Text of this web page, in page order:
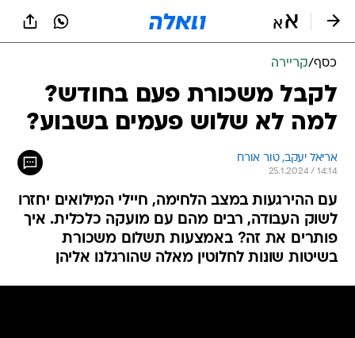
כסף/קריירה
לקבל משכורת פעם בחודש?
למה לא שלוש פעמים בשבוע?
אריאל יעקב, טור אורח
25.1.2024 / 14:14
עם ההירגעות במצב הלחימה, חיילי המילואים יחזרו
לשוק העבודה, רבים מהם עם מועקה כלכלית. איך
פותרים את זה? באמצעות תשלום משכורת
בשיטות שונות לחלוטין מאלה שהורגלנו אליהן